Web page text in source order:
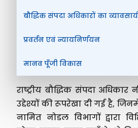
बौद्धिक संपदा अधिकारों का
प्रवर्तन एवं न्यायनिर्णयन
मानव पूँजी विकास
राष्ट्रीय बौद्धिक संपदा अधिकार
उद्देश्यों की रूपरेखा दी गई है,
नामित नोडल विभागों द्वारा